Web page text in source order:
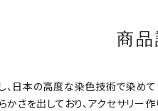
商品
日本の高度な染色技術で染めて
さを出しており、アクセサリー作